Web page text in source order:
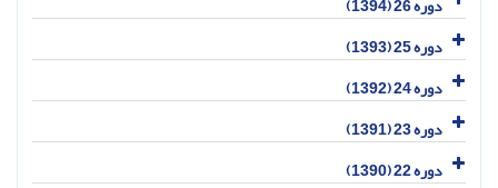
دوره 26 (1394)
دوره 25 (1393)
دوره 24 (1392)
دوره 23 (1391)
دوره 22 (1390)